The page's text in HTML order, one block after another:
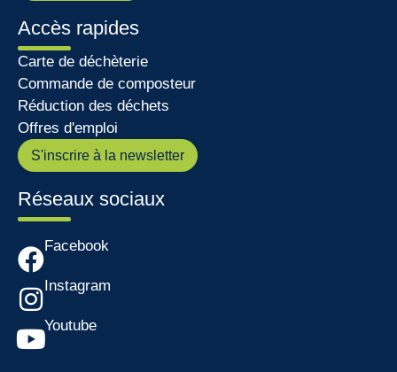
Accès rapides
Carte de déchèterie
Commande de composteur
Réduction des déchets
Offres d'emploi
S'inscrire à la newsletter
Réseaux sociaux
Facebook
Instagram
Youtube